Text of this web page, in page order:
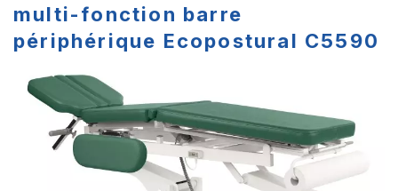
multi-fonction barre
périphérique Ecopostural C5590
naar
naar